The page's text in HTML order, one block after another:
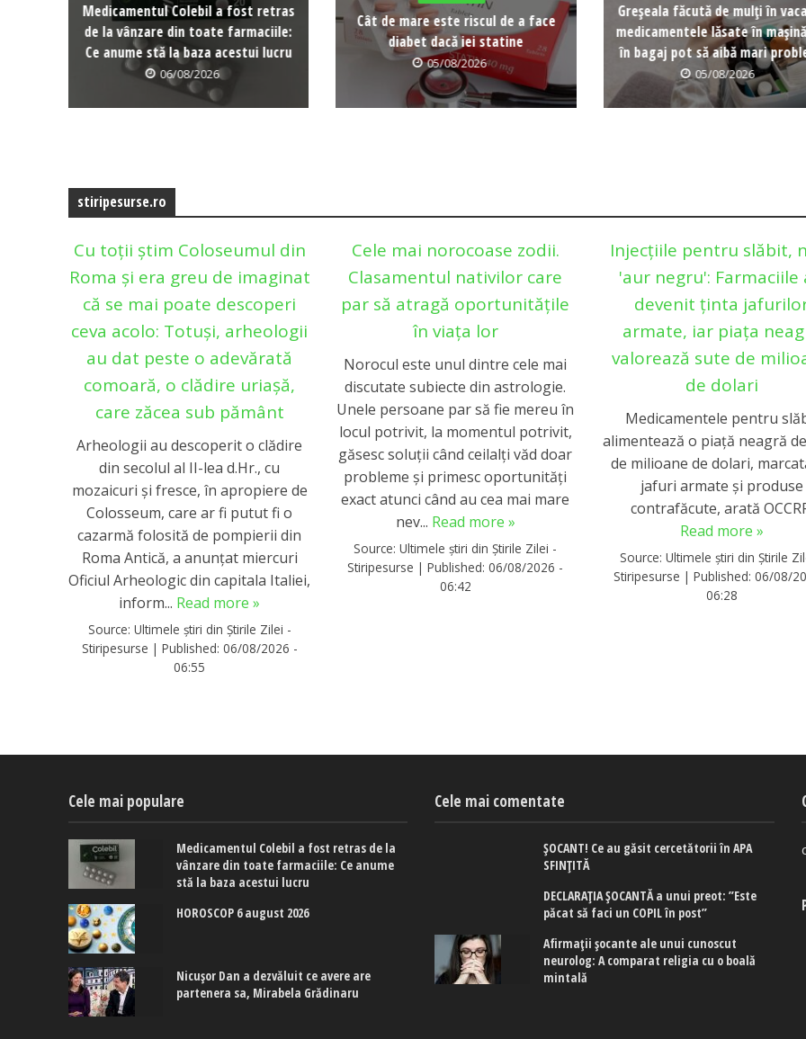
Medicamentul Colebil a fost retras
de la vânzare din toate farmaciile:
Ce anume stă la baza acestui lucru
06/08/2026
Cât de mare este riscul de a face
diabet dacă iei statine
05/08/2026
Greșeala făcută de mulți în
medicamentele lăsate în
în bagaj pot să aibă mari
05/08/2026
stiripesurse.ro
Cu toții știm Coloseumul din
Roma și era greu de imaginat
că se mai poate descoperi
ceva acolo: Totuși, arheologii
au dat peste o adevărată
comoară, o clădire uriașă,
care zăcea sub pământ
Arheologii au descoperit o clădire
din secolul al II-lea d.Hr., cu
mozaicuri şi fresce, în apropiere de
Colosseum, care ar fi putut fi o
cazarmă folosită de pompierii din
Roma Antică, a anunţat miercuri
Oficiul Arheologic din capitala Italiei,
inform... Read more »
Source: Ultimele știri din Știrile Zilei -
Stiripesurse | Published: 06/08/2026 -
06:55
Cele mai norocoase zodii.
Clasamentul nativilor care
par să atragă oportunitățile
în viața lor
Norocul este unul dintre cele mai
discutate subiecte din astrologie.
Unele persoane par să fie mereu în
locul potrivit, la momentul potrivit,
găsesc soluții când ceilalți văd doar
probleme și primesc oportunități
exact atunci când au cea mai mare
nev... Read more »
Source:Ultimele știri din Știrile Zilei -
Stiripesurse |Published:06/08/2026 -
06:42
Injecțiile pentru slăbit,
'aur negru': Farmaciile
devenit ținta
armate, iar piața
valorează sute de
de dolari
Medicamentele pentru
alimentează o piață neagră
de milioane de dolari,
jafuri armate și produse
contrafăcute, arată
Read more »
Source:Ultimele știri din Știrile
Stiripesurse |Published:06/08/
06:28
Cele mai populare
Medicamentul Colebil a fost retras de la
vânzare din toate farmaciile: Ce anume
stă la baza acestui lucru
HOROSCOP 6 august 2026
Nicușor Dan a dezvăluit ce avere are
partenera sa, Mirabela Grădinaru
Cele mai comentate
ȘOCANT! Ce au găsit cercetătorii în APA
SFINȚITĂ
DECLARAȚIA ȘOCANTĂ a unui preot: ”Este
păcat să faci un COPIL în post”
Afirmaţii şocante ale unui cunoscut
neurolog: A comparat religia cu o boală
mintală